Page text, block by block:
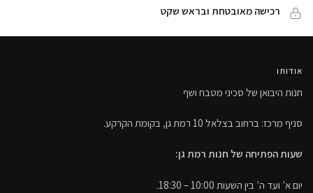
רכישה מאובטחת ובראש שקט
אודותו
חנות היבואן של סכיני מטבח ושף
סניף מרכז: ברחוב בצלאל 10 רמת גן, בקומת הקרקע.
שעות הפתיחה של חנות רמת גן:
יום א’ ועד ה’ בין השעות 10:00 – 18:30.